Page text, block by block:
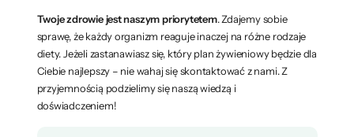
Twoje zdrowie jest naszym priorytetem. Zdajemy sobie
sprawę, że każdy organizm reaguje inaczej na różne rodzaje
diety. Jeżeli zastanawiasz się, który plan żywieniowy będzie dla
Ciebie najlepszy – nie wahaj się skontaktować z nami. Z
przyjemnością podzielimy się naszą wiedzą i
doświadczeniem!